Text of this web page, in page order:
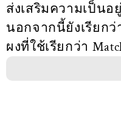
ส่งเสริมความเป็น
นอกจากนี้ยังเรียกว่
ผงที่ใช้เรียกว่า